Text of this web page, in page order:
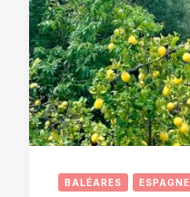
BALÉARES ESPAGNE